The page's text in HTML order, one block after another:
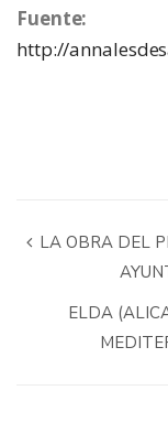
Fuente:
http://
LA OBRA DEL
ELDA